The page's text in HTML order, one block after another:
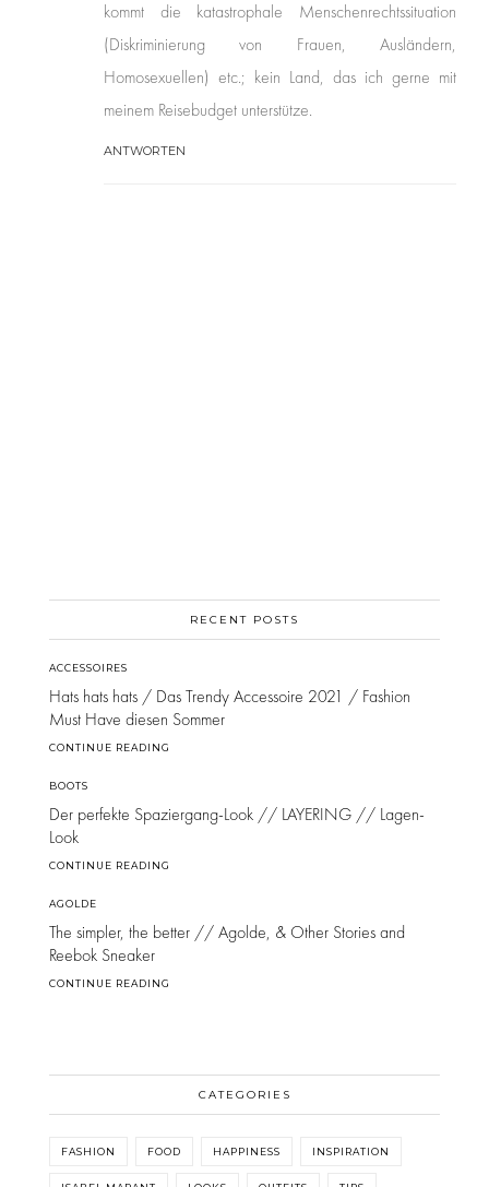
kommt die katastrophale Menschenrechtssituation
(Diskriminierung von Frauen, Ausländern,
Homosexuellen) etc.; kein Land, das ich gerne mit
meinem Reisebudget unterstütze.
ANTWORTEN
RECENT POSTS
ACCESSOIRES
Hats hats hats / Das Trendy Accessoire 2021 / Fashion
Must Have diesen Sommer
CONTINUE READING
BOOTS
Der perfekte Spaziergang-Look // LAYERING // Lagen-
Look
CONTINUE READING
AGOLDE
The simpler, the better // Agolde, & Other Stories and
Reebok Sneaker
CONTINUE READING
CATEGORIES
FASHION FOOD HAPPINESS INSPIRATION